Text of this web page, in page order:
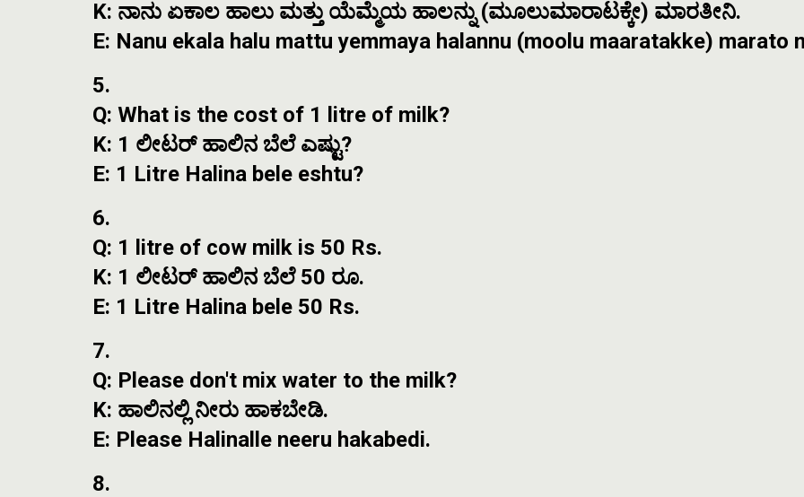
K: ನಾನು ಏಕಾಲ ಹಾಲು ಮತ್ತು ಯೆಮ್ಮೆಯ ಹಾಲನ್ನು (ಮೂಲುಮಾರಾಟಕ್ಕೇ) ಮಾರತೀನಿ.
E: Nanu ekala halu mattu yemmaya halannu (moolu maaratakke) marato
5.
Q: What is the cost of 1 litre of milk?
K: 1 ಲೀಟರ್ ಹಾಲಿನ ಬೆಲೆ ಎಷ್ಟು?
E: 1 Litre Halina bele eshtu?
6.
Q: 1 litre of cow milk is 50 Rs.
K: 1 ಲೀಟರ್ ಹಾಲಿನ ಬೆಲೆ 50 ರೂ.
E: 1 Litre Halina bele 50 Rs.
7.
Q: Please don't mix water to the milk?
K: ಹಾಲಿನಲ್ಲಿ ನೀರು ಹಾಕಬೇಡಿ.
E: Please Halinalle neeru hakabedi.
8.